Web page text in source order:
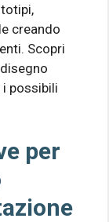
creando
Scopri
possibili
per